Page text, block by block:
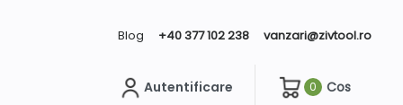
Blog +40 377 102 238 vanzari@zivtool.ro
Autentificare 0 Cos